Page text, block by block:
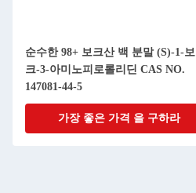
순수한 98+ 보크산 백 분말 (S)-1-보
크-3-아미노피로롤리딘 CAS NO.
147081-44-5
가장 좋은 가격 을 구하라